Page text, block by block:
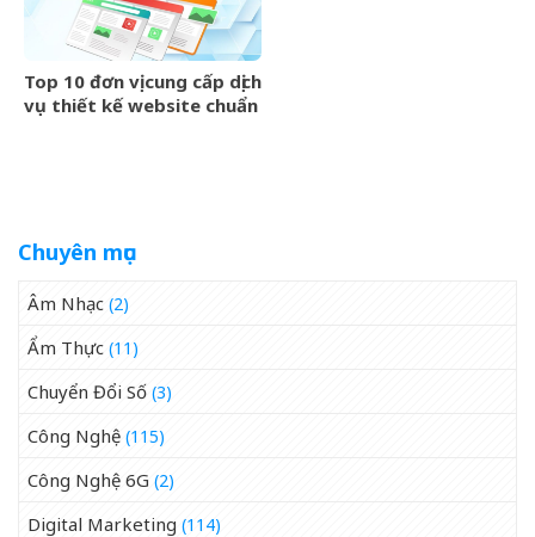
Top 10 đơn vị cung cấp dịch
vụ thiết kế website chuẩn
Chuyên mục
Âm Nhạc (2)
Ẩm Thực (11)
Chuyển Đổi Số (3)
Công Nghệ (115)
Công Nghệ 6G (2)
Digital Marketing (114)